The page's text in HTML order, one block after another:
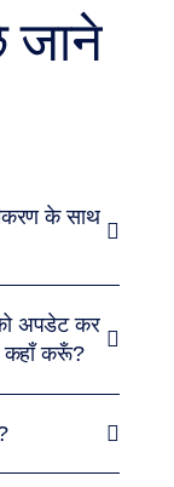
जाने
के साथ
अपडेट कर
कहाँ करूँ?